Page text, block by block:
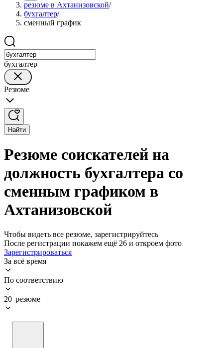
резюме в Ахтанизовской/
бухгалтер/
сменный график
бухгалтер
Резюме
Найти
Резюме соискателей на
должность бухгалтера со
сменным графиком в
Ахтанизовской
Чтобы видеть все резюме, зарегистрируйтесь
После регистрации покажем ещё 26 и откроем фото
Зарегистрироваться
За всё время
По соответствию
20 резюме